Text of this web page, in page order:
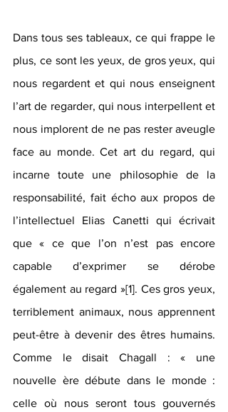
Dans tous ses tableaux, ce qui frappe le
plus, ce sont les yeux, de gros yeux, qui
nous regardent et qui nous enseignent
l’art de regarder, qui nous interpellent et
nous implorent de ne pas rester aveugle
face au monde. Cet art du regard, qui
incarne toute une philosophie de la
responsabilité, fait écho aux propos de
l’intellectuel Elias Canetti qui écrivait
que « ce que l’on n’est pas encore
capable d’exprimer se dérobe
également au regard »[1]. Ces gros yeux,
terriblement animaux, nous apprennent
peut-être à devenir des êtres humains.
Comme le disait Chagall : « une
nouvelle ère débute dans le monde :
celle où nous seront tous gouvernés